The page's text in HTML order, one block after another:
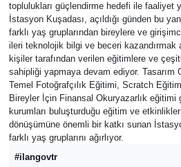
toplulukları güçlendirme hedefi ile faaliyet
İstasyon Kuşadası, açıldığı günden bu
farklı yaş gruplarından bireylere ve
ileri teknolojik bilgi ve beceri kazandırmak
kişiler tarafından verilen eğitimlere ve
sahipliği yapmaya devam ediyor. Tasarım
Temel Fotoğrafçılık Eğitimi, Scratch
Bireyler İçin Finansal Okuryazarlık eğitimi
kurumları buluşturduğu eğitim ve
dönüşümüne önemli bir katkı sunan
farklı yaş gruplarını ağırlıyor.
#ilangovtr